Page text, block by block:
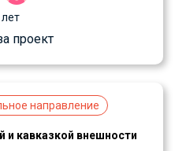
проект
направление
и кавказкой внешности